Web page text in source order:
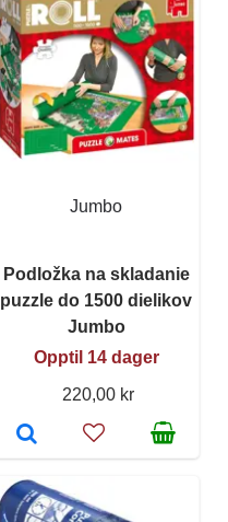
Jumbo
Podložka na skladanie
puzzle do 1500 dielikov
Jumbo
Opptil 14 dager
220,00 kr